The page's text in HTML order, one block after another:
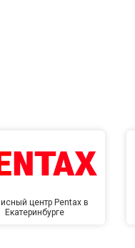
центр Pentax в
Екатеринбурге